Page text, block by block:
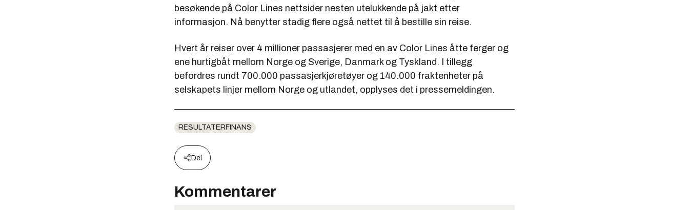
besøkende på Color Lines nettsider nesten utelukkende på jakt etter
informasjon. Nå benytter stadig flere også nettet til å bestille sin reise.
Hvert år reiser over 4 millioner passasjerer med en av Color Lines åtte ferger og
ene hurtigbåt mellom Norge og Sverige, Danmark og Tyskland. I tillegg
befordres rundt 700.000 passasjerkjøretøyer og 140.000 fraktenheter på
selskapets linjer mellom Norge og utlandet, opplyses det i pressemeldingen.
RESULTATERFINANS
Del
Kommentarer